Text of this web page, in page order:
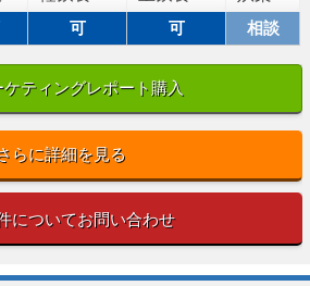
可 可 相談
ティングレポート購入
らに詳細を見る
についてお問い合わせ